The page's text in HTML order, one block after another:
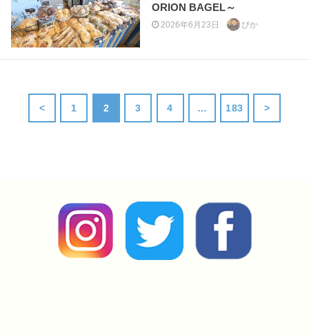
ORION BAGEL～
2026年6月23日 ぴか
< 1 2 3 4 … 183 >